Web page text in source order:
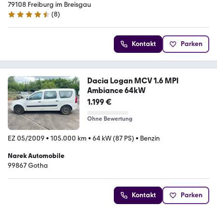
79108 Freiburg im Breisgau
4.4 Sterne
(8)
Kontakt Parken
Dacia Logan MCV 1.6 MPI
Ambiance 64kW
1.199 €
Ohne Bewertung
EZ 05/2009 • 105.000 km • 64 kW (87 PS) • Benzin
Narek Automobile
99867 Gotha
Kontakt Parken